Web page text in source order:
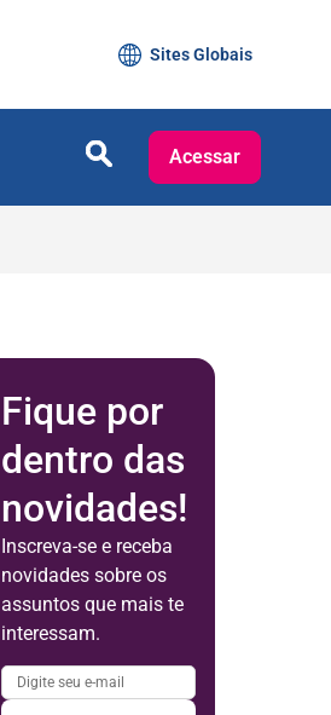
Sites Globais
Acessar
Fique por
dentro das
novidades!
Inscreva-se e receba
novidades sobre os
assuntos que mais te
interessam.